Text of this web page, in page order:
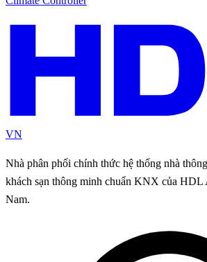
VN
Nhà phân phối chính thức hệ thống nhà
khách sạn thông minh chuẩn KNX của HDL
Nam.